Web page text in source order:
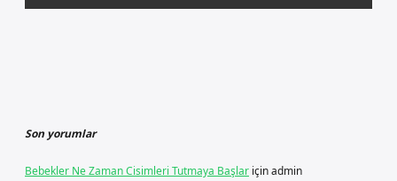
Son yorumlar
Bebekler Ne Zaman Cisimleri Tutmaya Başlar içinadmin